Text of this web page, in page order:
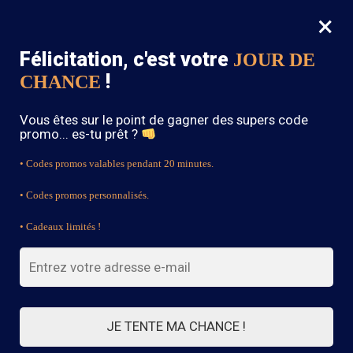
0
SOLDES : -15% sur toute la boutique avec le code « BOHEME15 »
Jupe Bohème
FILTRES
Affichage de 22–42 sur 75 résultats
1 2
×
Félicitation, c'est votre JOUR DE
CHANCE !
Vous êtes sur le point de gagner des supers code
promo... es-tu prêt ?
• Codes promos valables pendant 20 minutes.
• Codes promos personnalisés.
• Cadeaux limités !
JE TENTE MA CHANCE !